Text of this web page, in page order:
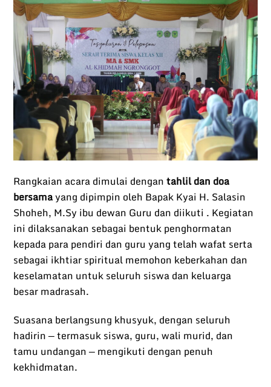
Rangkaian acara dimulai dengantahlil dan doa
bersamayang dipimpin oleh Bapak Kyai H. Salasin
Shoheh, M.Sy ibu dewan Guru dan diikuti . Kegiatan
ini dilaksanakan sebagai bentuk penghormatan
kepada para pendiri dan guru yang telah wafat serta
sebagai ikhtiar spiritual memohon keberkahan dan
keselamatan untuk seluruh siswa dan keluarga
besar madrasah.
Suasana berlangsung khusyuk, dengan seluruh
hadirin — termasuk siswa, guru, wali murid, dan
tamu undangan — mengikuti dengan penuh
kekhidmatan.